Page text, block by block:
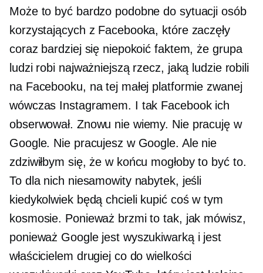
Może to być bardzo podobne do sytuacji osób
korzystających z Facebooka, które zaczęły
coraz bardziej się niepokoić faktem, że grupa
ludzi robi najważniejszą rzecz, jaką ludzie robili
na Facebooku, na tej małej platformie zwanej
wówczas Instagramem. I tak Facebook ich
obserwował. Znowu nie wiemy. Nie pracuję w
Google. Nie pracujesz w Google. Ale nie
zdziwiłbym się, że w końcu mogłoby to być to.
To dla nich niesamowity nabytek, jeśli
kiedykolwiek będą chcieli kupić coś w tym
kosmosie. Ponieważ brzmi to tak, jak mówisz,
ponieważ Google jest wyszukiwarką i jest
właścicielem drugiej co do wielkości